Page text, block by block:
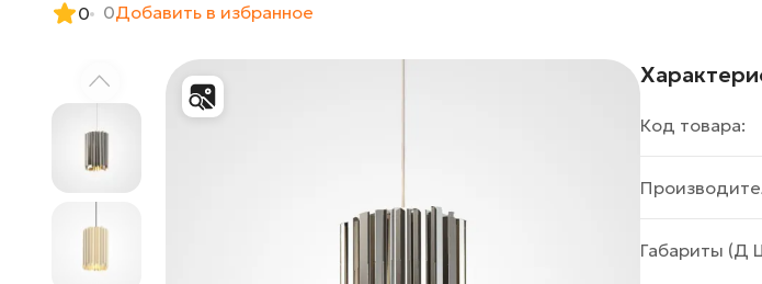
0 0Добавить в избранное
Код товара:
Габариты (Д